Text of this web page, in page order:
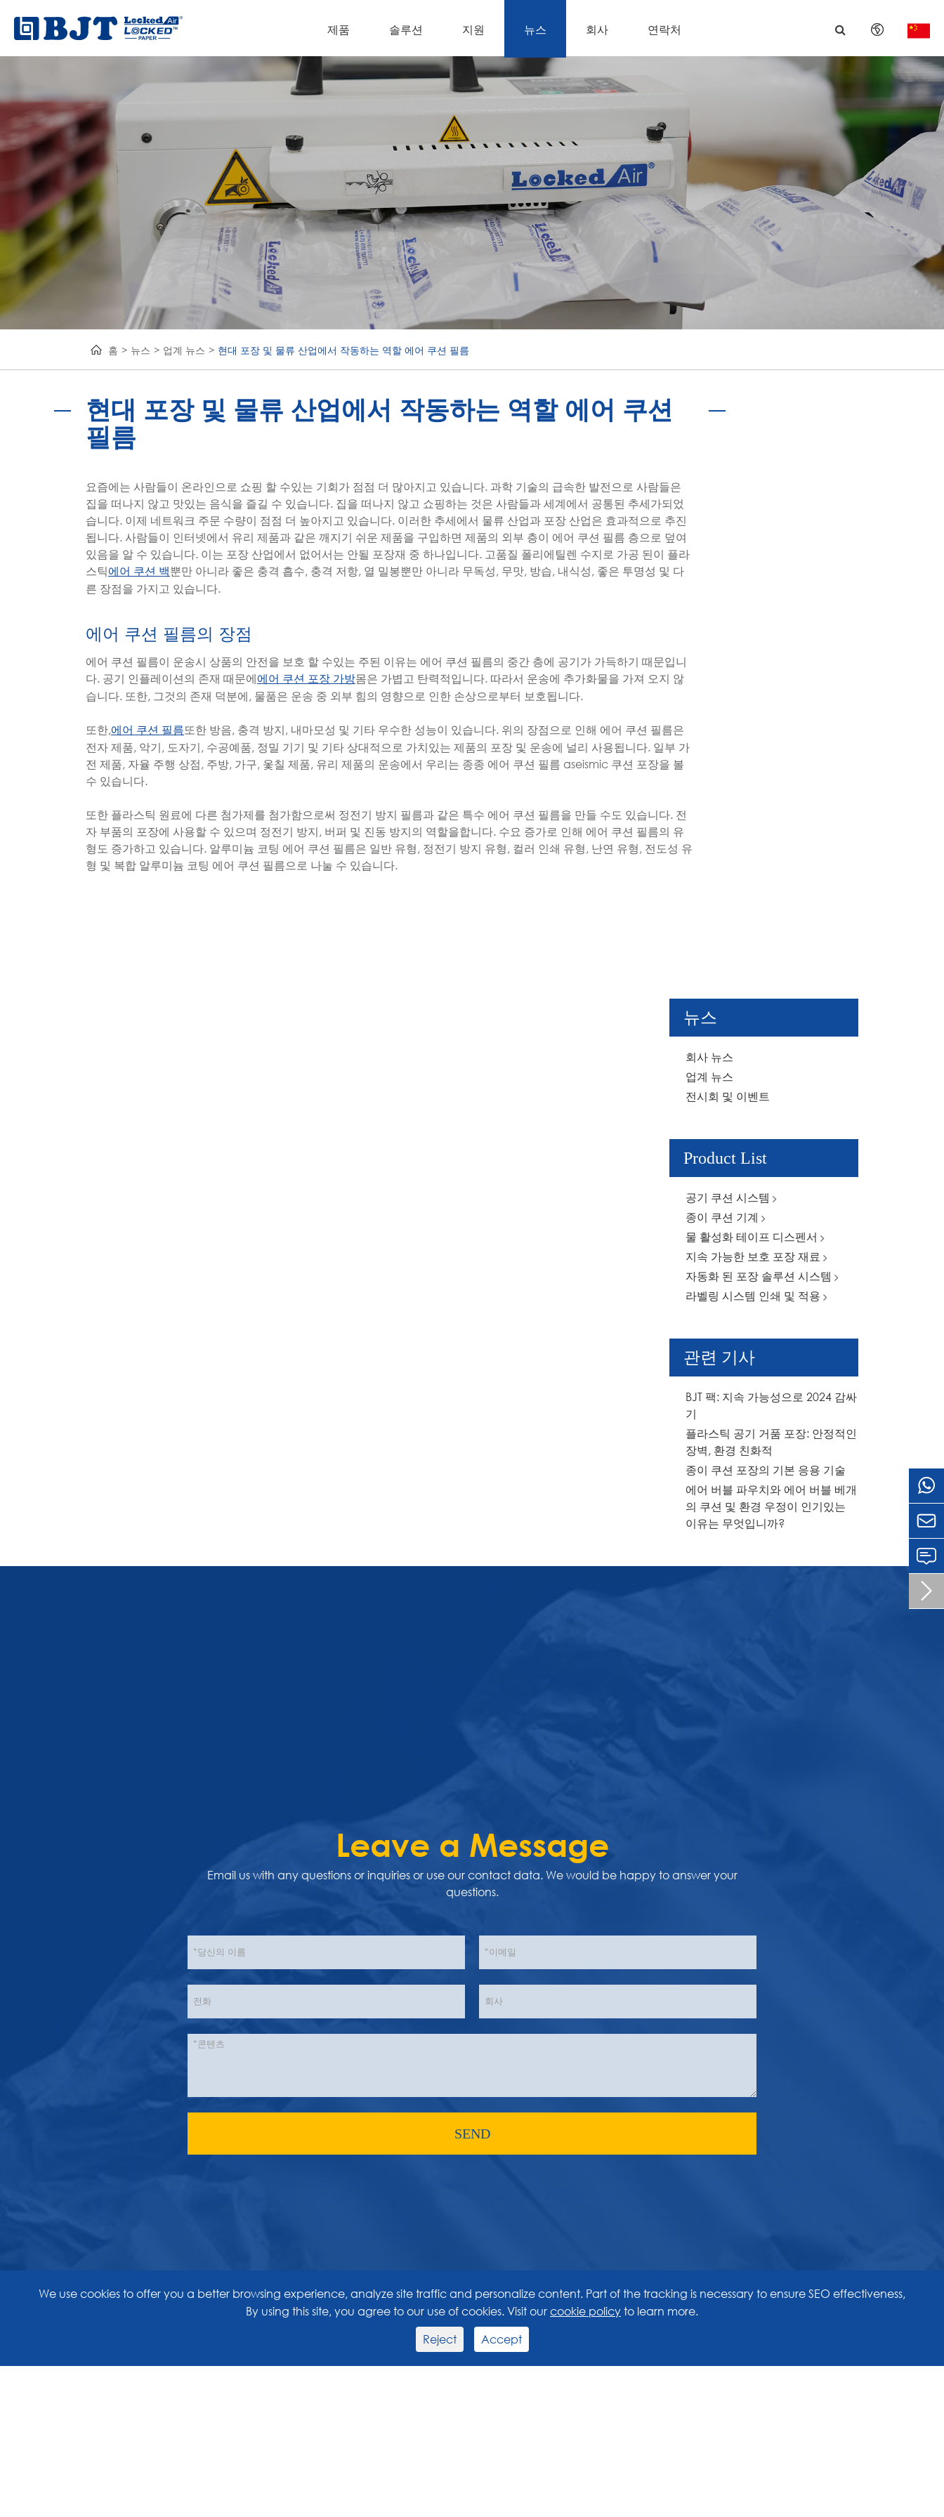
제품 솔루션 지원 뉴스 회사 연락처
English
日本語
français
Deutsch
português
홈 뉴스 업계 뉴스 현대 포장 및 물류 산업에서 작동하는 역할 에어 쿠션 필름
현대 포장 및 물류 산업에서 작동하는 역할 에어 쿠션
필름
요즘에는 사람들이 온라인으로 쇼핑 할 수있는 기회가 점점 더 많아지고 있습니다. 과학 기술의 급속한 발전으로 사람들은
집을 떠나지 않고 맛있는 음식을 즐길 수 있습니다. 집을 떠나지 않고 쇼핑하는 것은 사람들과 세계에서 공통된 추세가되었
습니다. 이제 네트워크 주문 수량이 점점 더 높아지고 있습니다. 이러한 추세에서 물류 산업과 포장 산업은 효과적으로 추진
됩니다. 사람들이 인터넷에서 유리 제품과 같은 깨지기 쉬운 제품을 구입하면 제품의 외부 층이 에어 쿠션 필름 층으로 덮여
있음을 알 수 있습니다. 이는 포장 산업에서 없어서는 안될 포장재 중 하나입니다. 고품질 폴리에틸렌 수지로 가공 된이 플라
스틱에어 쿠션 백뿐만 아니라 좋은 충격 흡수, 충격 저항, 열 밀봉뿐만 아니라 무독성, 무맛, 방습, 내식성, 좋은 투명성 및 다
른 장점을 가지고 있습니다.
에어 쿠션 필름의 장점
에어 쿠션 필름이 운송시 상품의 안전을 보호 할 수있는 주된 이유는 에어 쿠션 필름의 중간 층에 공기가 가득하기 때문입니
다. 공기 인플레이션의 존재 때문에에어 쿠션 포장 가방몸은 가볍고 탄력적입니다. 따라서 운송에 추가화물을 가져 오지 않
습니다. 또한, 그것의 존재 덕분에, 물품은 운송 중 외부 힘의 영향으로 인한 손상으로부터 보호됩니다.
또한,에어 쿠션 필름또한 방음, 충격 방지, 내마모성 및 기타 우수한 성능이 있습니다. 위의 장점으로 인해 에어 쿠션 필름은
전자 제품, 악기, 도자기, 수공예품, 정밀 기기 및 기타 상대적으로 가치있는 제품의 포장 및 운송에 널리 사용됩니다. 일부 가
전 제품, 자율 주행 상점, 주방, 가구, 옻칠 제품, 유리 제품의 운송에서 우리는 종종 에어 쿠션 필름 aseismic 쿠션 포장을 볼
수 있습니다.
또한 플라스틱 원료에 다른 첨가제를 첨가함으로써 정전기 방지 필름과 같은 특수 에어 쿠션 필름을 만들 수도 있습니다. 전
자 부품의 포장에 사용할 수 있으며 정전기 방지, 버퍼 및 진동 방지의 역할을합니다. 수요 증가로 인해 에어 쿠션 필름의 유
형도 증가하고 있습니다. 알루미늄 코팅 에어 쿠션 필름은 일반 유형, 정전기 방지 유형, 컬러 인쇄 유형, 난연 유형, 전도성 유
형 및 복합 알루미늄 코팅 에어 쿠션 필름으로 나눌 수 있습니다.
뉴스
회사 뉴스
업계 뉴스
전시회 및 이벤트
Product List
공기 쿠션 시스템
종이 쿠션 기계
물 활성화 테이프 디스펜서
지속 가능한 보호 포장 재료
자동화 된 포장 솔루션 시스템
라벨링 시스템 인쇄 및 적용
관련 기사
BJT 팩: 지속 가능성으로 2024 감싸
기
플라스틱 공기 거품 포장: 안정적인
장벽, 환경 친화적
종이 쿠션 포장의 기본 응용 기술
에어 버블 파우치와 에어 버블 베개
의 쿠션 및 환경 우정이 인기있는
이유는 무엇입니까?
Leave a Message
Email us with any questions or inquiries or use our contact data. We would be happy to answer your
questions.
SEND


We use cookies to offer you a better browsing experience, analyze site traffic and personalize content. Part of the tracking is necessary to ensure SEO effectiveness,
By using this site, you agree to our use of cookies. Visit ourcookie policyto learn more.
Reject
Accept